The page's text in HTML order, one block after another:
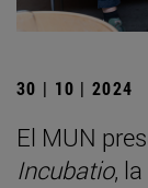
30 | 10 | 2024
El MUN
Incubatio,